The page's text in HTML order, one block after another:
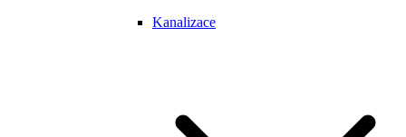
Kanalizace